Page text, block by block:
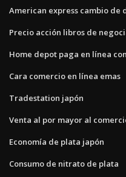
American express cambio de
Precio acción libros de
Home depot paga en línea
Cara comercio en línea emas
Tradestation japón
Venta al por mayor al
Economía de plata japón
Consumo de nitrato de plata